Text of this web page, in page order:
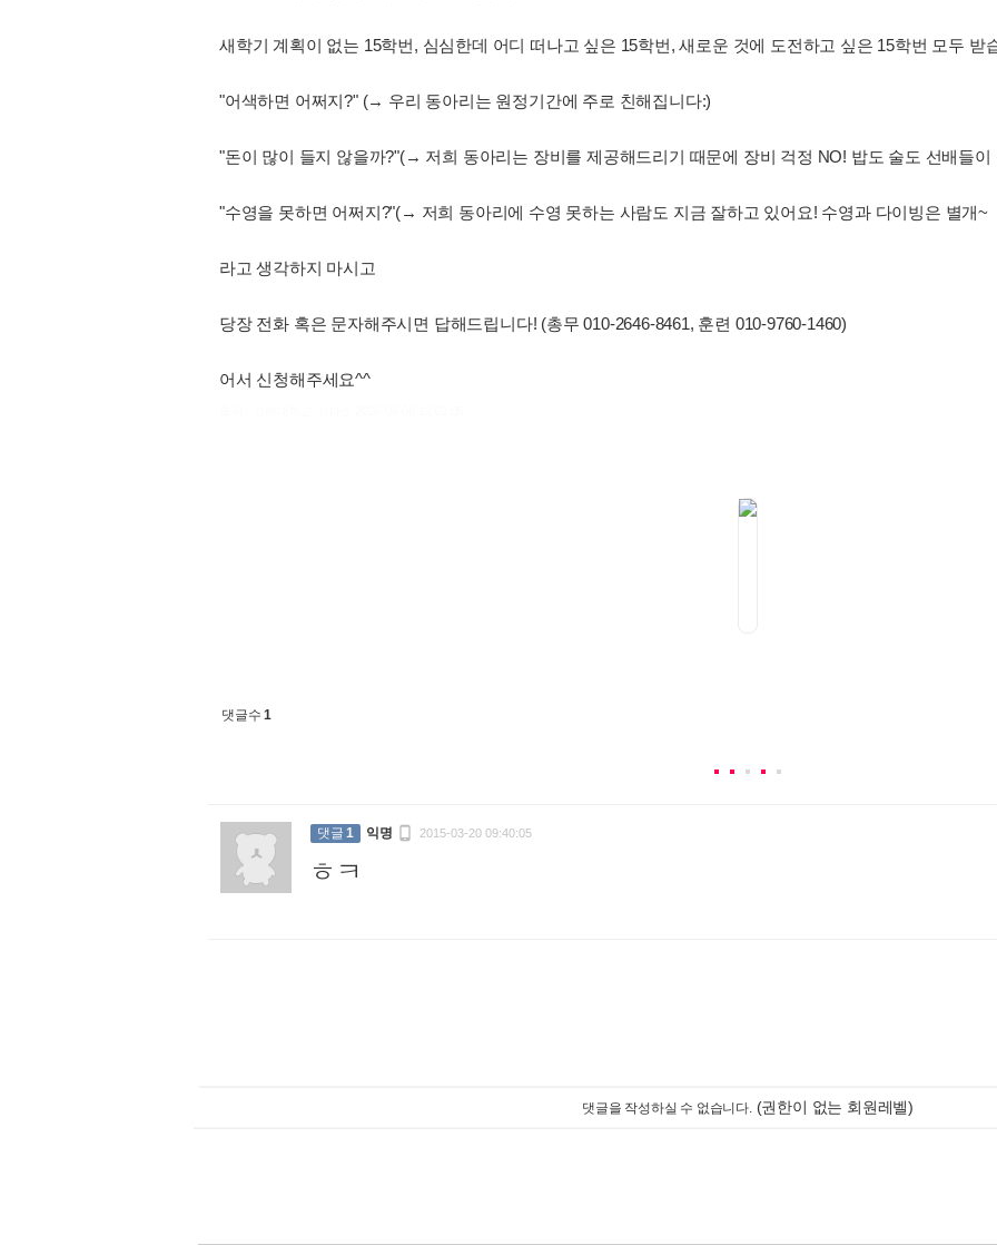
새학기 계획이 없는 15학번, 심심한데 어디 떠나고 싶은 15학번, 새로운 것에 도전하고 싶은 15학번 모두 받
"어색하면 어쩌지?" (→ 우리 동아리는 원정기간에 주로 친해집니다:)
"돈이 많이 들지 않을까?"(→ 저희 동아리는 장비를 제공해드리기 때문에 장비 걱정 NO! 밥도 술도 선배들이
"수영을 못하면 어쩌지?"(→ 저희 동아리에 수영 못하는 사람도 지금 잘하고 있어요! 수영과 다이빙은 별개~
라고 생각하지 마시고
당장 전화 혹은 문자해주시면 답해드립니다! (총무 010-2646-8461, 훈련 010-9760-1460)
어서 신청해주세요^^
댓글수1
댓글1 익명  2015-03-20 09:40:05
ㅎㅋ
댓글을 작성하실 수 없습니다. (권한이 없는 회원레벨)